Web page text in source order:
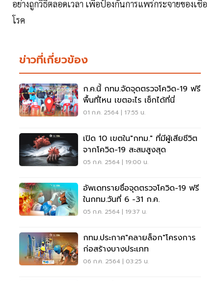
อย่างถูกวิธีตลอดเวลา เพื่อป้องกันการแพร่กระจายของเชื้อ
โรค
ข่าวที่เกี่ยวข้อง
ก.ค.นี้ กทม.จัดจุดตรวจโควิด-19 ฟรี
พื้นที่ไหน เขตอะไร เช็กได้ที่นี่
01 ก.ค. 2564 | 17:55 น.
เปิด 10 เขตใน"กทม." ที่มีผู้เสียชีวิต
จากโควิด-19 สะสมสูงสุด
05 ก.ค. 2564 | 19:00 น.
อัพเดทรายชื่อจุดตรวจโควิด-19 ฟรี
ในกทม.วันที่ 6 -31 ก.ค.
05 ก.ค. 2564 | 19:37 น.
กทม.ประกาศ"คลายล็อก"โครงการ
ก่อสร้างบางประเภท
06 ก.ค. 2564 | 03:25 น.